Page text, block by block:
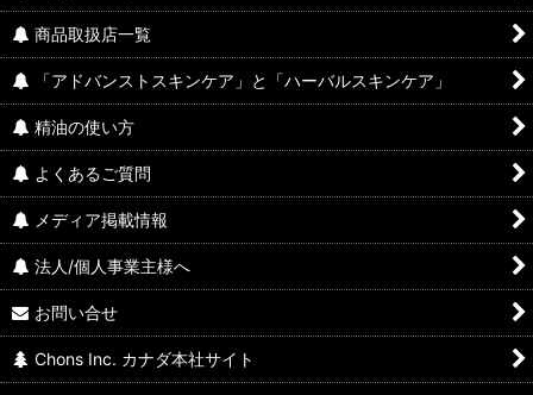
商品取扱店一覧
「アドバンストスキンケア」と「ハーバルスキンケア」
精油の使い方
よくあるご質問
メディア掲載情報
法人/個人事業主様へ
お問い合せ
Chons Inc. カナダ本社サイト